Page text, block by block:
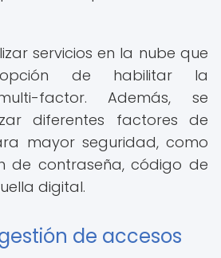
servicios en la nube que
de habilitar la
factor. Además, se
diferentes factores de
mayor seguridad, como
de contraseña, código de
digital.
de accesos